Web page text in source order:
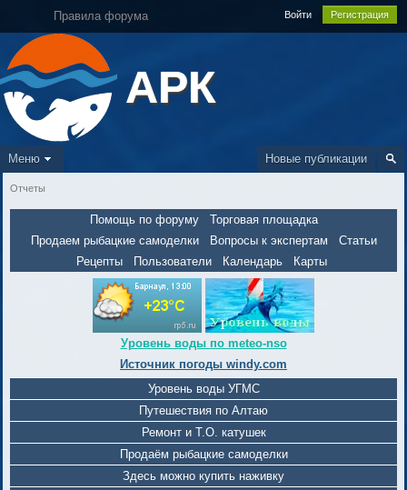
Правила форума Войти Регистрация
АРК
Новые публикации
Меню
Отчеты
Помощь по форуму
Торговая площадка
Продаем рыбацкие самоделки
Вопросы к экспертам
Статьи
Рецепты
Пользователи Календарь Карты
Уровень воды по meteo-nso
Источник погоды windy.com
Уровень воды УГМС
Путешествия по Алтаю
Ремонт и Т.О. катушек
Продаём рыбацкие самоделки
Здесь можно купить наживку